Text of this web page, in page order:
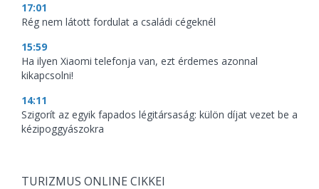
17:01
Rég nem látott fordulat a családi cégeknél
15:59
Ha ilyen Xiaomi telefonja van, ezt érdemes azonnal
kikapcsolni!
14:11
Szigorít az egyik fapados légitársaság: külön díjat vezet be a
kézipoggyászokra
TURIZMUS ONLINE CIKKEI